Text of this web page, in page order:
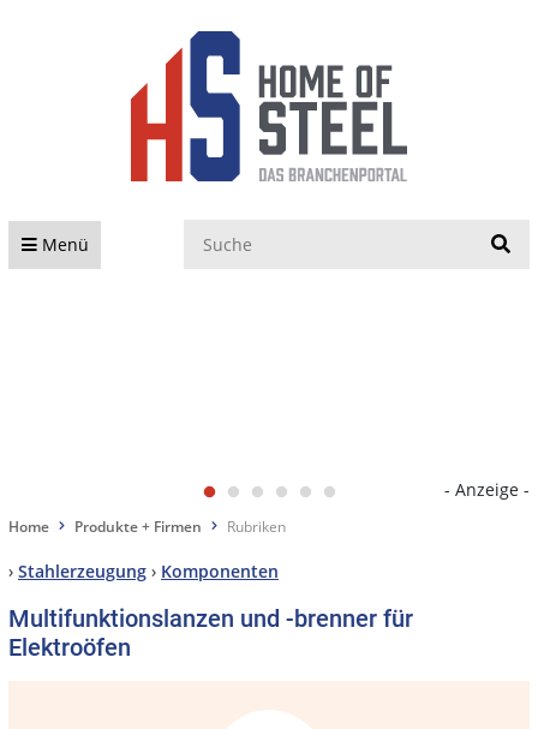
Menü
- Anzeige -
Home Produkte + Firmen Rubriken
› Stahlerzeugung › Komponenten
Multifunktionslanzen und -brenner für
Elektroöfen